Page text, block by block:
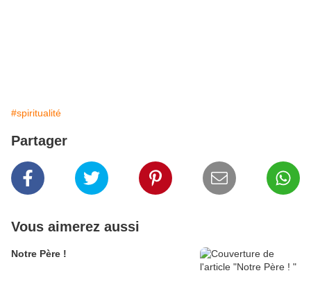
#spiritualité
Partager
Vous aimerez aussi
Notre Père !